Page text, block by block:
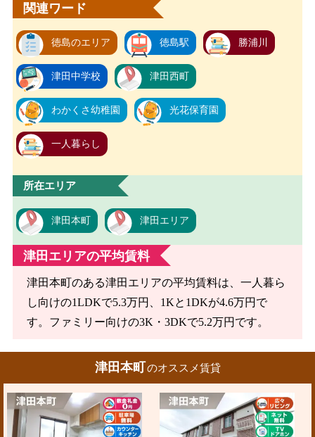
関連ワード
徳島のエリア 徳島駅 勝浦川
津田中学校 津田西町
わかくさ幼稚園 光花保育園
一人暮らし
所在エリア
津田本町 津田エリア
津田エリアの平均賃料
津田本町のある津田エリアの平均賃料は、一人暮ら
し向けの1LDKで5.3万円、1Kと1DKが4.6万円で
す。ファミリー向けの3K・3DKで5.2万円です。
津田本町のオススメ賃貸